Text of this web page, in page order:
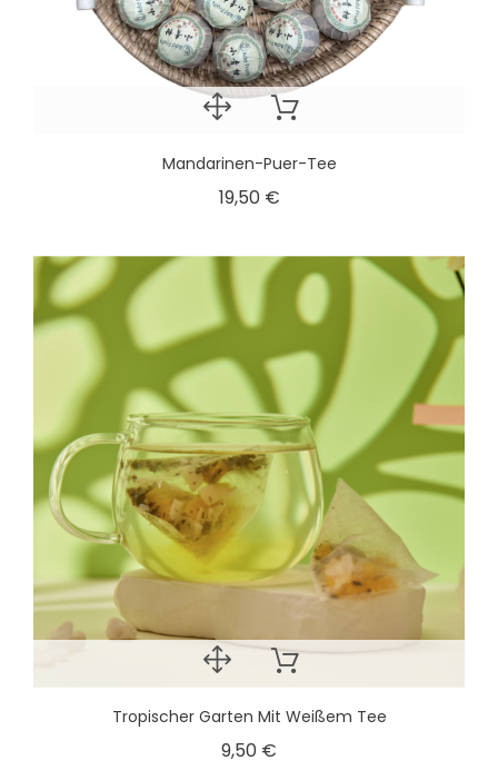
Mandarinen-Puer-Tee
19,50 €
Tropischer Garten Mit Weißem Tee
9,50 €